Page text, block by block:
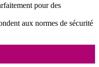
pour des
aux normes de sécurité